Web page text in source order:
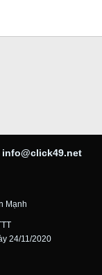
info@click49.net
Mạnh
24/11/2020